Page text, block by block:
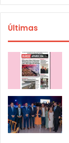
Últimas